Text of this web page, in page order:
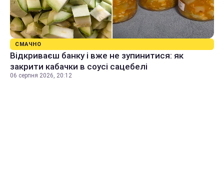
СМАЧНО
Відкриваєш банку і вже не зупинитися: як
закрити кабачки в соусі сацебелі
06 серпня 2026, 20:12